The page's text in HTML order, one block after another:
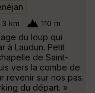
3 km 110 m
du loup qui
à Laudun. Petit
de Saint-
vers la combe de
revenir sur nos pas.
du départ. »